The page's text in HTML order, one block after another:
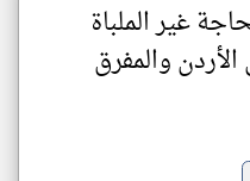
الحاجة غير الملباة
والمفرق